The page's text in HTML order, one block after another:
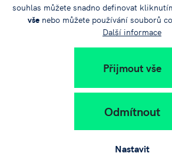
souhlas můžete snadno definovat
všenebo můžete používání souborů
Další informace
Přijmout vše
Odmítnout
Nastavit